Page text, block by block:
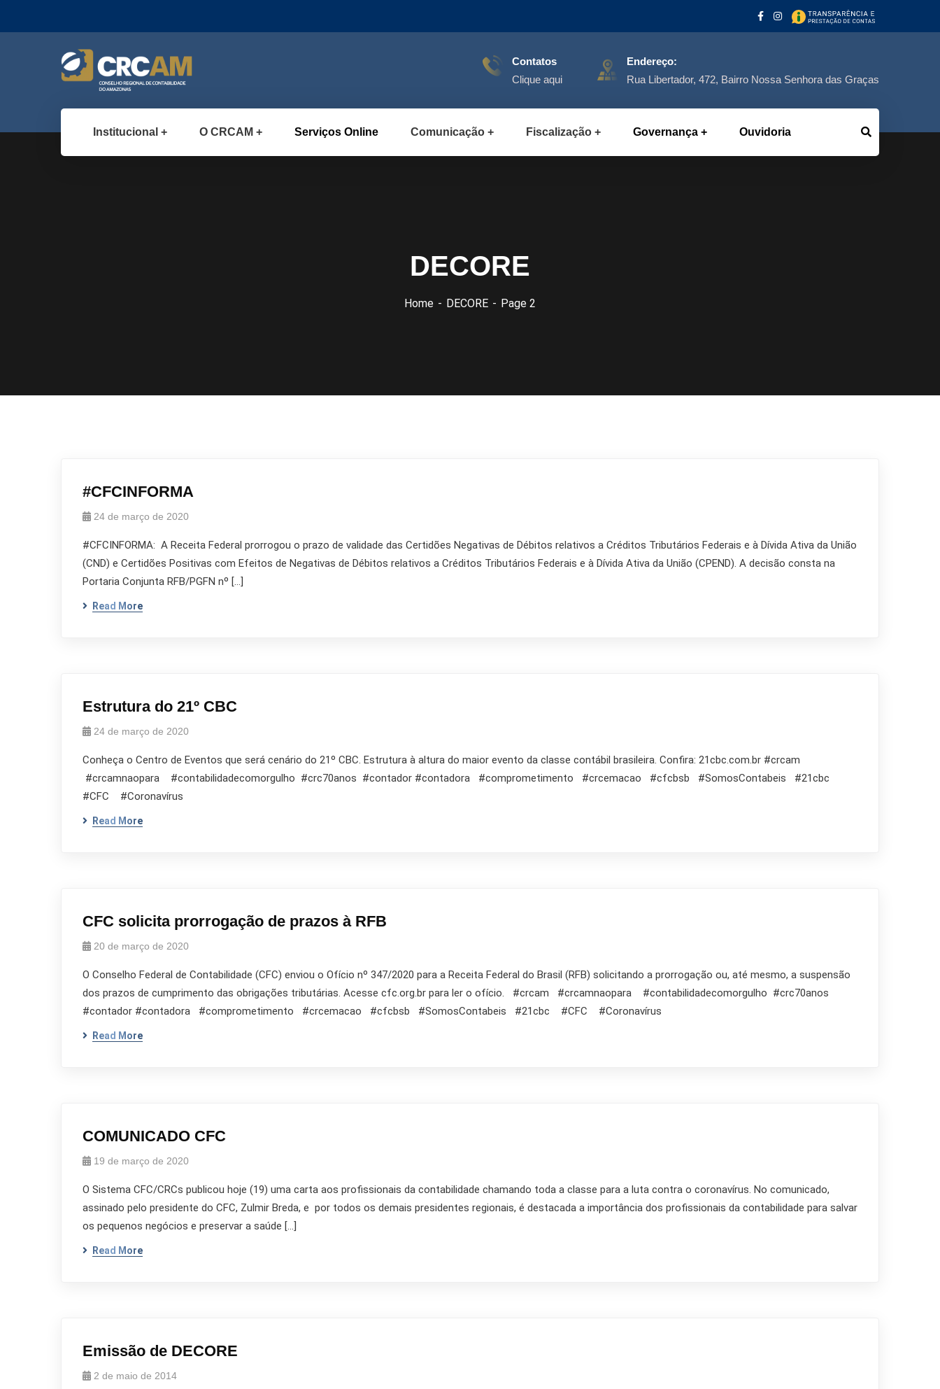
Contatos
Clique aqui
Endereço:
Rua Libertador, 472, Bairro Nossa Senhora das Graças
Institucional O CRCAM Serviços Online Comunicação Fiscalização Governança Ouvidoria
DECORE
Home DECORE Page 2
#CFCINFORMA
24 de março de 2020
#CFCINFORMA: A Receita Federal prorrogou o prazo de validade das Certidões Negativas de Débitos relativos a Créditos Tributários Federais e à Dívida Ativa da União
(CND) e Certidões Positivas com Efeitos de Negativas de Débitos relativos a Créditos Tributários Federais e à Dívida Ativa da União (CPEND). A decisão consta na
Portaria Conjunta RFB/PGFN nº […]
Read More
Estrutura do 21º CBC
24 de março de 2020
Conheça o Centro de Eventos que será cenário do 21º CBC. Estrutura à altura do maior evento da classe contábil brasileira. Confira: 21cbc.com.br #crcam
#crcamnaopara #contabilidadecomorgulho #crc70anos #contador #contadora #comprometimento #crcemacao #cfcbsb #SomosContabeis #21cbc
#CFC #Coronavírus
Read More
CFC solicita prorrogação de prazos à RFB
20 de março de 2020
O Conselho Federal de Contabilidade (CFC) enviou o Ofício nº 347/2020 para a Receita Federal do Brasil (RFB) solicitando a prorrogação ou, até mesmo, a suspensão
dos prazos de cumprimento das obrigações tributárias. Acesse cfc.org.br para ler o ofício. #crcam #crcamnaopara #contabilidadecomorgulho #crc70anos
#contador #contadora #comprometimento #crcemacao #cfcbsb #SomosContabeis #21cbc #CFC #Coronavírus
Read More
COMUNICADO CFC
19 de março de 2020
O Sistema CFC/CRCs publicou hoje (19) uma carta aos profissionais da contabilidade chamando toda a classe para a luta contra o coronavírus. No comunicado,
assinado pelo presidente do CFC, Zulmir Breda, e por todos os demais presidentes regionais, é destacada a importância dos profissionais da contabilidade para salvar
os pequenos negócios e preservar a saúde […]
Read More
Emissão de DECORE
2 de maio de 2014